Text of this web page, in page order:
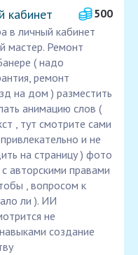
кабинет
500
в личный кабинет
мастер. Ремонт
( надо
ремонт
на дом ) разместить
анимацию слов (
, тут смотрите сами
и не
на страницу ) фото
авторскими правами
, вопросом к
ли ). ИИ
не
создание